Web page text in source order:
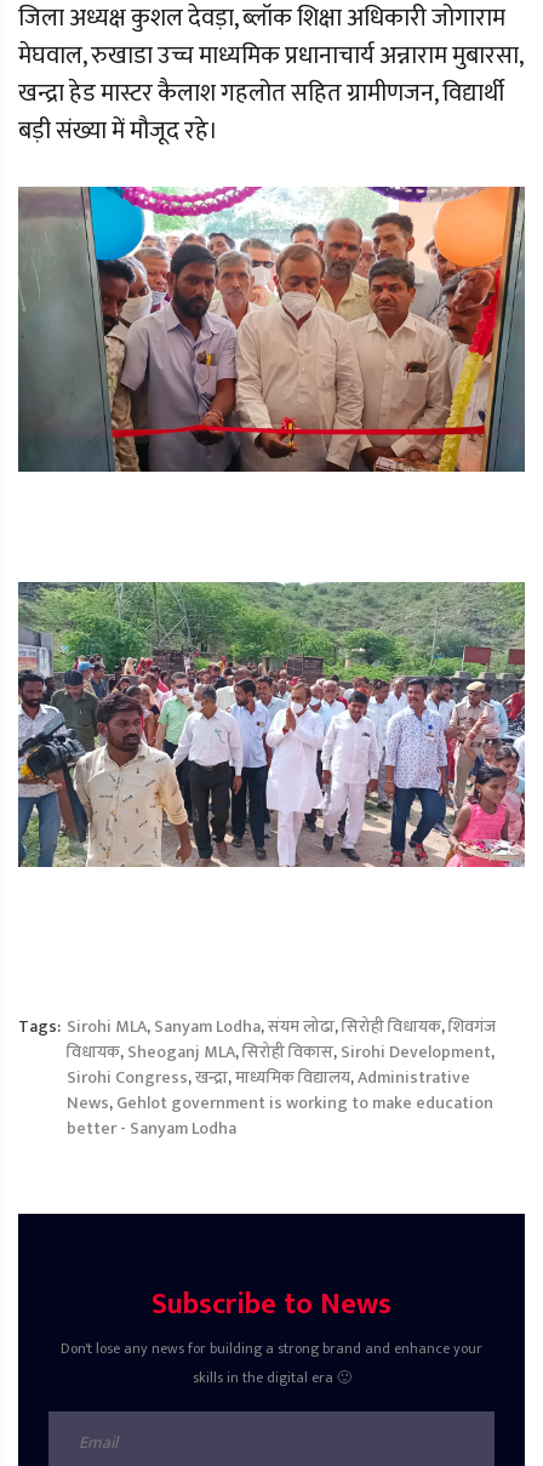
जिला अध्यक्ष कुशल देवड़ा, ब्लॉक शिक्षा अधिकारी जोगाराम
मेघवाल, रुखाडा उच्च माध्यमिक प्रधानाचार्य अन्नाराम मुबारसा,
खन्द्रा हेड मास्टर कैलाश गहलोत सहित ग्रामीणजन, विद्यार्थी
बड़ी संख्या में मौजूद रहे।
Tags: Sirohi MLA,Sanyam Lodha,संयम लोढा,सिरोही विधायक,शिवगंज
विधायक,Sheoganj MLA,सिरोही विकास,Sirohi Development,
Sirohi Congress,खन्द्रा,माध्यमिक विद्यालय,Administrative
News,Gehlot government is working to make education
better - Sanyam Lodha
Subscribe to News
Don't lose any news for building a strong brand and enhance your
skills in the digital era 🙂